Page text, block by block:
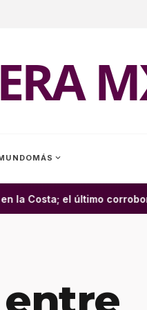
MÁS expand_more
Costa; el último